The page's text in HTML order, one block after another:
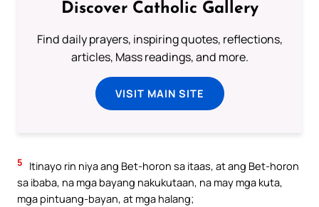
Discover Catholic Gallery
Find daily prayers, inspiring quotes, reflections,
articles, Mass readings, and more.
VISIT MAIN SITE
5
Itinayo rin niya ang Bet-horon sa itaas, at ang Bet-horon
sa ibaba, na mga bayang nakukutaan, na may mga kuta,
mga pintuang-bayan, at mga halang;